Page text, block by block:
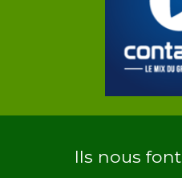
Ils nous font